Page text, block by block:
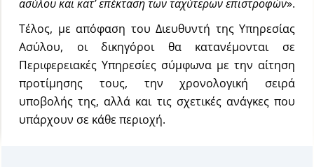
ασύλου και κατ’ επέκταση των ταχύτερων επιστροφών».
Τέλος, με απόφαση του Διευθυντή της Υπηρεσίας
Ασύλου, οι δικηγόροι θα κατανέμονται σε
Περιφερειακές Υπηρεσίες σύμφωνα με την αίτηση
προτίμησης τους, την χρονολογική σειρά
υποβολής της, αλλά και τις σχετικές ανάγκες που
υπάρχουν σε κάθε περιοχή.